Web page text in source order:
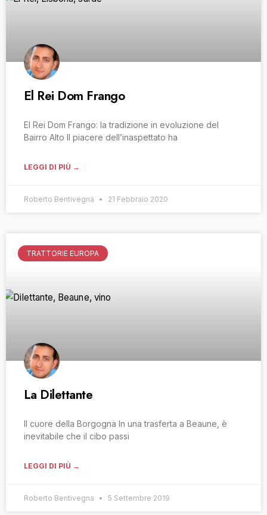
El Rei Dom Frango
El Rei Dom Frango: la tradizione in evoluzione del
Bairro Alto Il piacere dell’inaspettato ha
LEGGI DI PIÙ →
Roberto Bentivegna 21 Febbraio 2020
TRATTORIE EUROPA
La Dilettante
Il cuore della Borgogna In una trasferta a Beaune, è
inevitabile che il cibo passi
LEGGI DI PIÙ →
Roberto Bentivegna 5 Settembre 2019